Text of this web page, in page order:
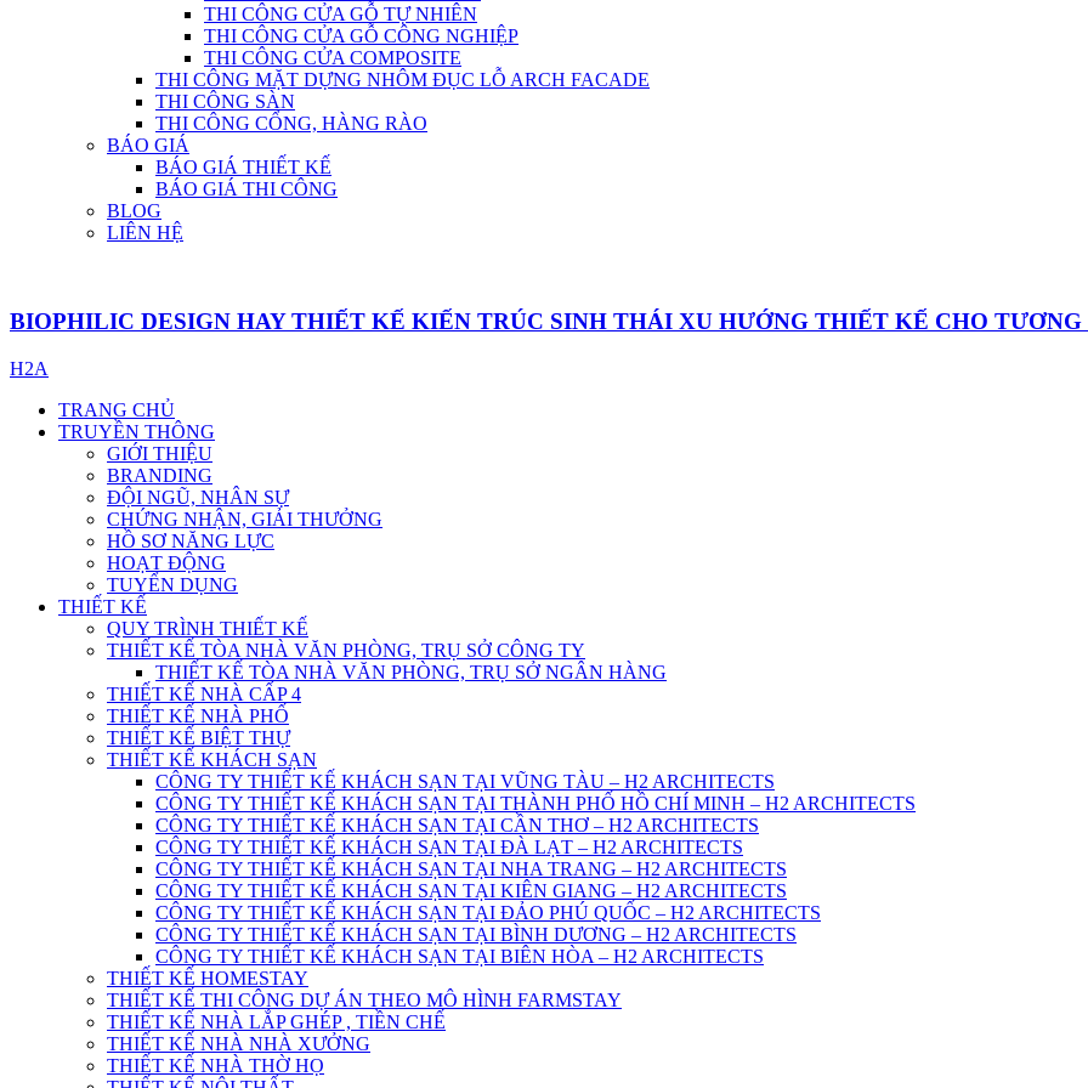
THI CÔNG CỬA GỖ TỰ NHIÊN
THI CÔNG CỬA GỖ CÔNG NGHIỆP
THI CÔNG CỬA COMPOSITE
THI CÔNG MẶT DỰNG NHÔM ĐỤC LỖ ARCH FACADE
THI CÔNG SÀN
THI CÔNG CỔNG, HÀNG RÀO
BÁO GIÁ
BÁO GIÁ THIẾT KẾ
BÁO GIÁ THI CÔNG
BLOG
LIÊN HỆ
BIOPHILIC DESIGN HAY THIẾT KẾ KIẾN TRÚC SINH THÁI XU HƯỚNG THIẾT KẾ CHO
H2A
TRANG CHỦ
TRUYỀN THÔNG
GIỚI THIỆU
BRANDING
ĐỘI NGŨ, NHÂN SỰ
CHỨNG NHẬN, GIẢI THƯỞNG
HỒ SƠ NĂNG LỰC
HOẠT ĐỘNG
TUYỂN DỤNG
THIẾT KẾ
QUY TRÌNH THIẾT KẾ
THIẾT KẾ TÒA NHÀ VĂN PHÒNG, TRỤ SỞ CÔNG TY
THIẾT KẾ TÒA NHÀ VĂN PHÒNG, TRỤ SỞ NGÂN HÀNG
THIẾT KẾ NHÀ CẤP 4
THIẾT KẾ NHÀ PHỐ
THIẾT KẾ BIỆT THỰ
THIẾT KẾ KHÁCH SẠN
CÔNG TY THIẾT KẾ KHÁCH SẠN TẠI VŨNG TÀU – H2 ARCHITECTS
CÔNG TY THIẾT KẾ KHÁCH SẠN TẠI THÀNH PHỐ HỒ CHÍ MINH – H2 ARCHITECTS
CÔNG TY THIẾT KẾ KHÁCH SẠN TẠI CẦN THƠ – H2 ARCHITECTS
CÔNG TY THIẾT KẾ KHÁCH SẠN TẠI ĐÀ LẠT – H2 ARCHITECTS
CÔNG TY THIẾT KẾ KHÁCH SẠN TẠI NHA TRANG – H2 ARCHITECTS
CÔNG TY THIẾT KẾ KHÁCH SẠN TẠI KIÊN GIANG – H2 ARCHITECTS
CÔNG TY THIẾT KẾ KHÁCH SẠN TẠI ĐẢO PHÚ QUỐC – H2 ARCHITECTS
CÔNG TY THIẾT KẾ KHÁCH SẠN TẠI BÌNH DƯƠNG – H2 ARCHITECTS
CÔNG TY THIẾT KẾ KHÁCH SẠN TẠI BIÊN HÒA – H2 ARCHITECTS
THIẾT KẾ HOMESTAY
THIẾT KẾ THI CÔNG DỰ ÁN THEO MÔ HÌNH FARMSTAY
THIẾT KẾ NHÀ LẮP GHÉP , TIỀN CHẾ
THIẾT KẾ NHÀ NHÀ XƯỞNG
THIẾT KẾ NHÀ THỜ HỌ